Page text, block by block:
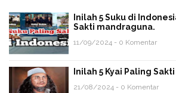
Inilah 5 Suku di
Sakti mandraguna.
11/09/2024 - 0 Komentar
Inilah 5 Kyai Paling
21/08/2024 - 0 Komentar